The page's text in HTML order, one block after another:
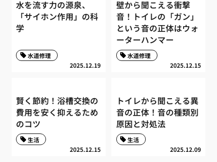
水を流す力の源泉、
「サイホン作用」の科
学
2025.12.19
水道修理
壁から聞こえる衝撃
音！トイレの「ガン」
という音の正体はウォ
ーターハンマー
2025.12.15
水道修理
賢く節約！浴槽交換の
費用を安く抑えるため
のコツ
2025.12.15
生活
トイレから聞こえる異
音の正体！音の種類別
原因と対処法
2025.12.09
生活